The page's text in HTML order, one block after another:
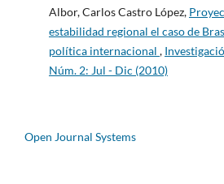
Albor, Carlos Castro López,
estabilidad regional el caso de
política internacional ,
Núm. 2: Jul - Dic (2010)
Open Journal Systems